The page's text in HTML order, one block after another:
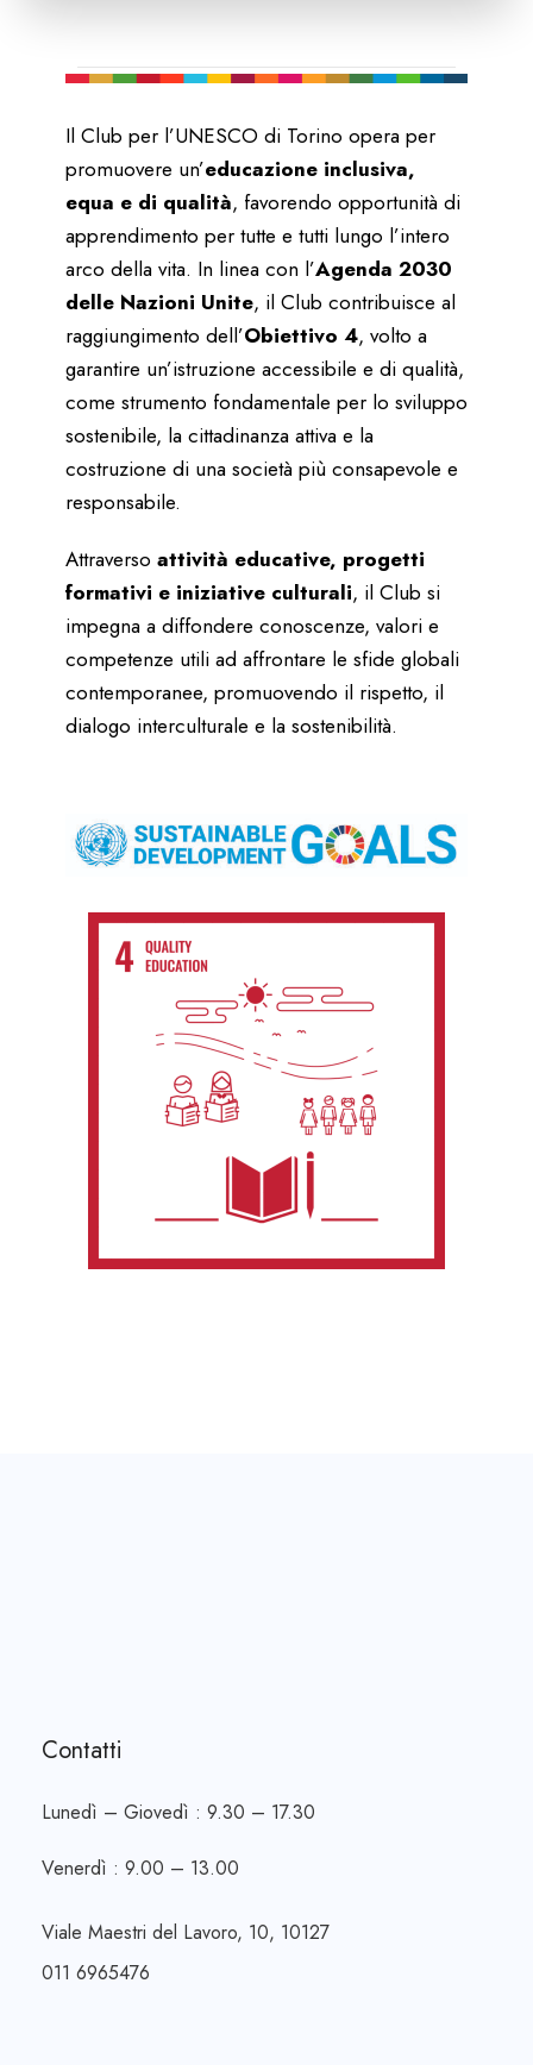
Il Club per l’UNESCO di Torino opera per
promuovere un’educazione inclusiva,
equa e di qualità, favorendo opportunità di
apprendimento per tutte e tutti lungo l’intero
arco della vita. In linea con l’Agenda 2030
delle Nazioni Unite, il Club contribuisce al
raggiungimento dell’Obiettivo 4, volto a
garantire un’istruzione accessibile e di qualità,
come strumento fondamentale per lo sviluppo
sostenibile, la cittadinanza attiva e la
costruzione di una società più consapevole e
responsabile.
Attraverso attività educative, progetti
formativi e iniziative culturali, il Club si
impegna a diffondere conoscenze, valori e
competenze utili ad affrontare le sfide globali
contemporanee, promuovendo il rispetto, il
dialogo interculturale e la sostenibilità.
Contatti
Lunedì – Giovedì : 9.30 – 17.30
Venerdì : 9.00 – 13.00
Viale Maestri del Lavoro, 10, 10127
011 6965476